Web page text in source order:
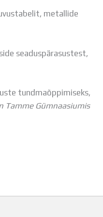
metallide
seaduspärasustest,
tundmaõppimiseks,
Tamme Gümnaasiumis